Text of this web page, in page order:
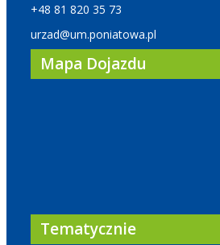
+48 81 820 35 73
urzad@um.poniatowa.pl
Mapa Dojazdu
Tematycznie